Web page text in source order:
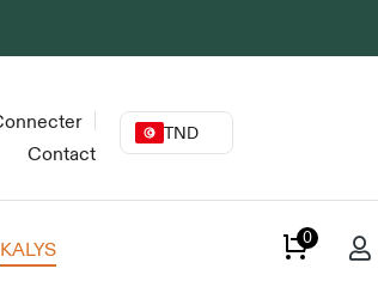
Contact
TND
KALYS 0